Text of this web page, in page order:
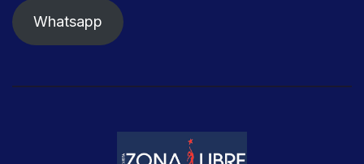
Whatsapp